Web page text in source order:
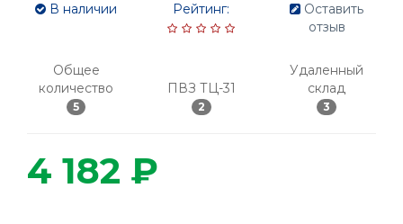
В наличии
Общее
количество
5
Рейтинг:
ПВЗ ТЦ-31
2
Оставить
отзыв
Удаленный
склад
3
4 182 ₽